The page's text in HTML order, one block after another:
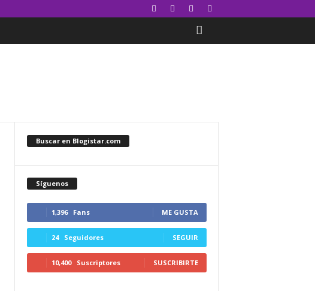
Buscar en Blogistar.com
Síguenos
1,396 Fans ME GUSTA
24 Seguidores SEGUIR
10,400 Suscriptores SUSCRIBIRTE